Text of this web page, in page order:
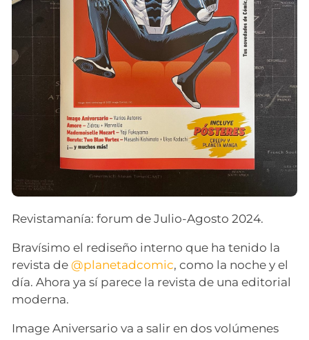
Revistamanía: forum de Julio-Agosto 2024.
Bravísimo el rediseño interno que ha tenido la
revista de @planetadcomic, como la noche y el
día. Ahora ya sí parece la revista de una editorial
moderna.
Image Aniversario va a salir en dos volúmenes